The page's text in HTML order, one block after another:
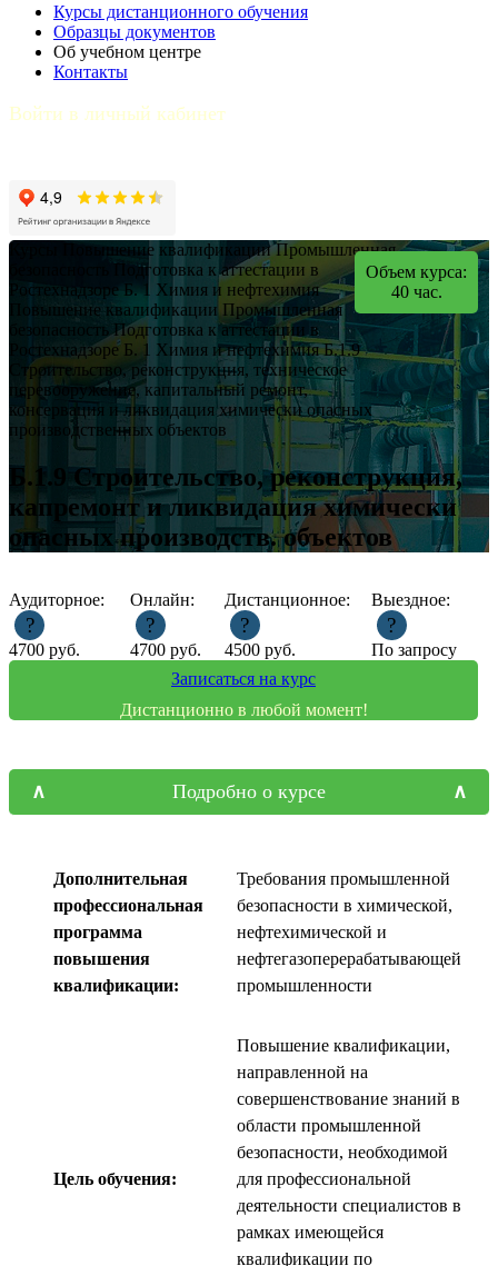
Курсы дистанционного обучения
Образцы документов
Об учебном центре
Контакты
Войти в личный кабинет
Курсы Повышение квалификацииПромышленная
Подготовка к аттестации в
РостехнадзореБ. 1 Химия и нефтехимия
Повышение квалификации Промышленная
безопасность Подготовка к аттестации в
Ростехнадзоре Б. 1 Химия и нефтехимия Б.1.9
Строительство, реконструкция, техническое
перевооружение, капитальный ремонт,
консервация и ликвидация химически опасных
производственных объектов
Б.1.9 Строительство, реконструкция,
капремонт и ликвидация химически
опасных производств. объектов
Аудиторное:
?
4700 руб.
Онлайн:
?
4700 руб.
Дистанционное:
?
4500 руб.
Выездное:
?
По запросу
Записаться на курс
Дистанционно в любой момент!
Объем курса:
40 час.
Подробно о курсе
Дополнительная
профессиональная
программа
повышения
квалификации:
Требования промышленной
безопасности в химической,
нефтехимической и
нефтегазоперерабатывающей
промышленности
Цель обучения:
Повышение квалификации,
направленной на
совершенствование знаний в
области промышленной
безопасности, необходимой
для профессиональной
деятельности специалистов в
рамках имеющейся
квалификации по